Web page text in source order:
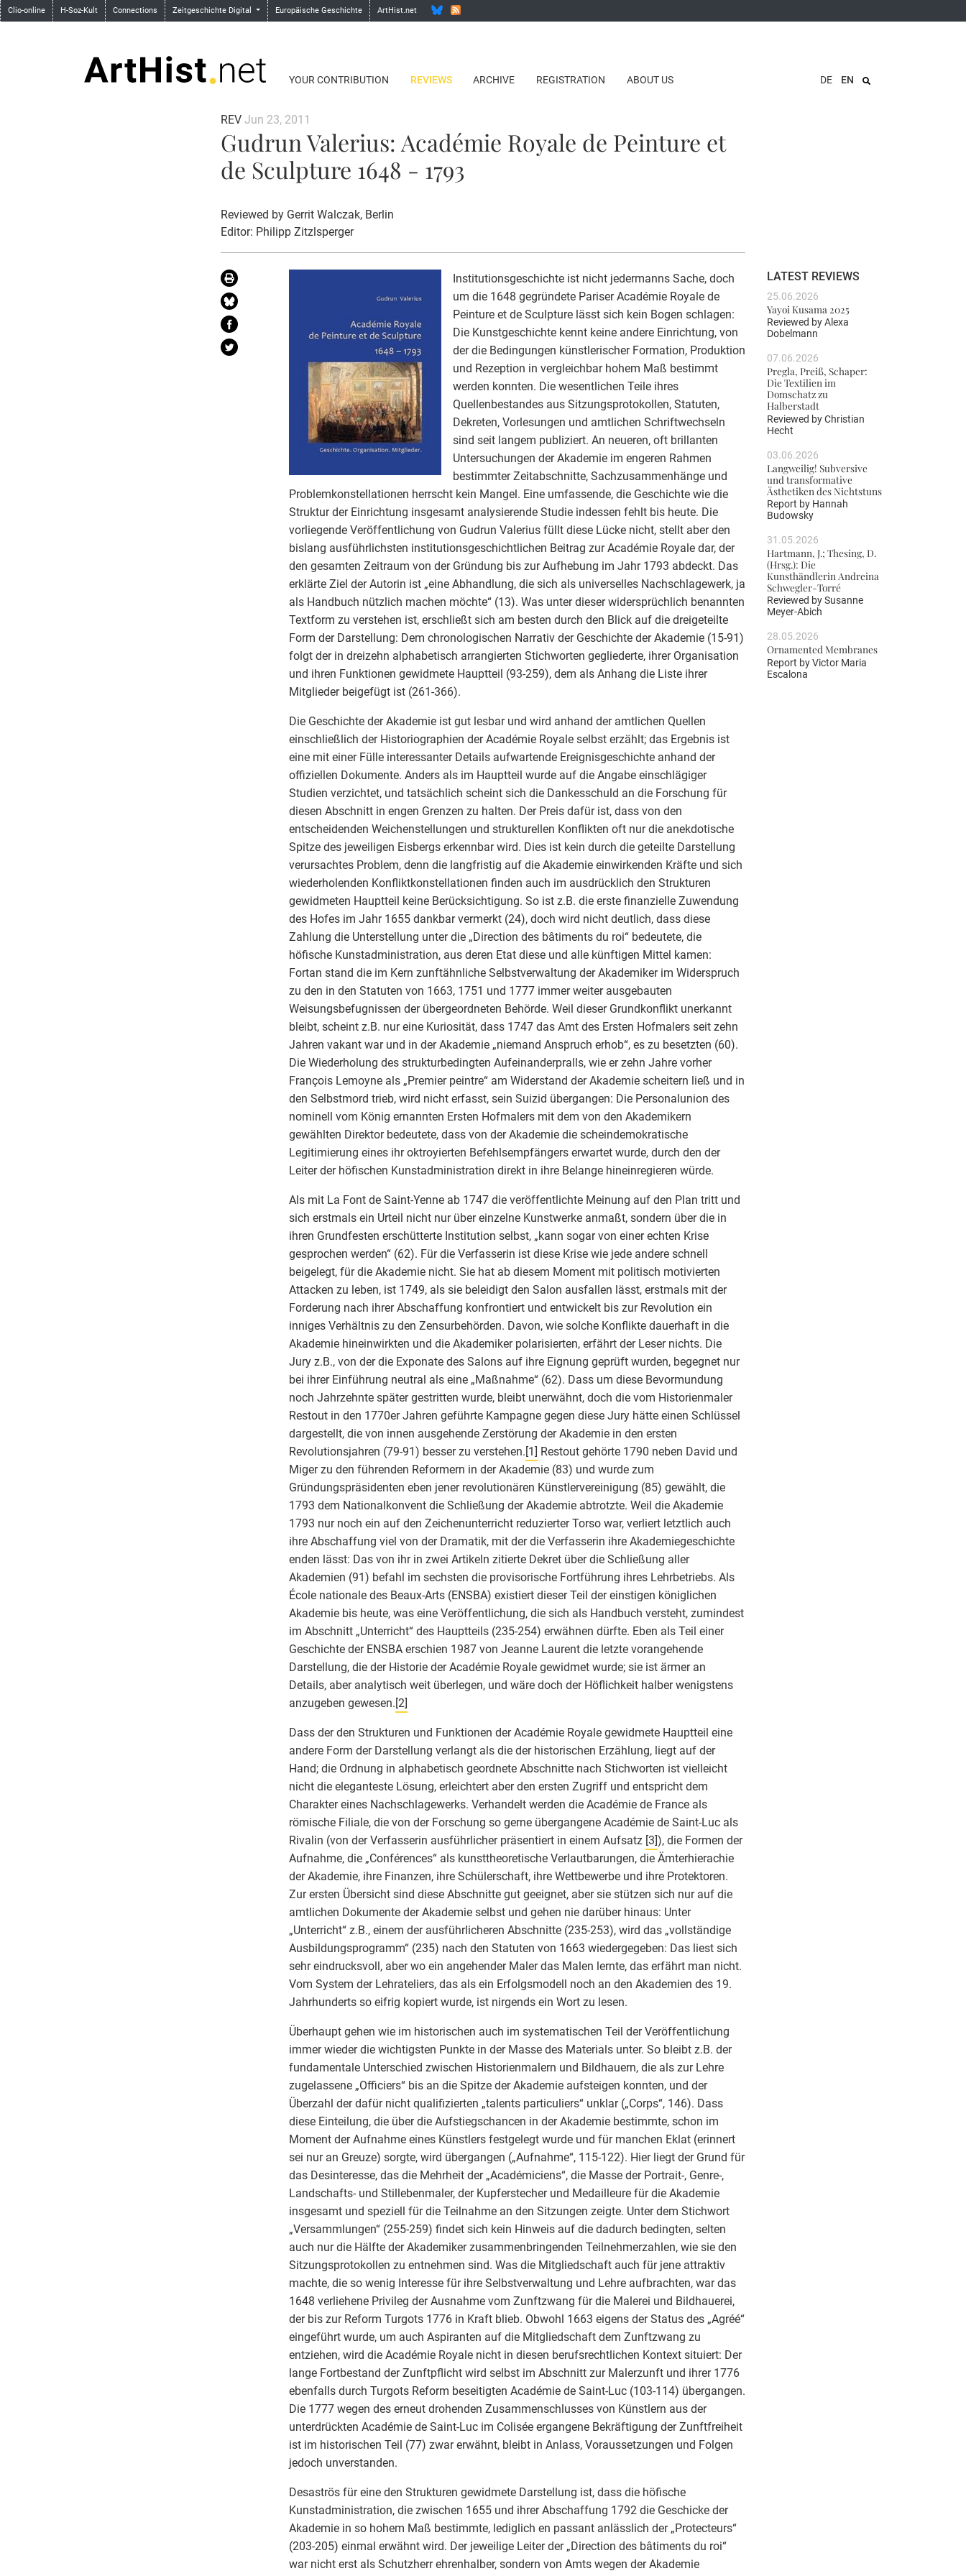
Clio-online H-Soz-Kult Connections Zeitgeschichte Digital Europäische Geschichte ArtHist.net
YOUR CONTRIBUTION REVIEWS ARCHIVE REGISTRATION ABOUT US DE EN
REV Jun 23, 2011
Gudrun Valerius: Académie Royale de Peinture et
de Sculpture 1648 - 1793
Reviewed by Gerrit Walczak, Berlin
Editor: Philipp Zitzlsperger
Institutionsgeschichte ist nicht jedermanns Sache, doch
um die 1648 gegründete Pariser Académie Royale de
Peinture et de Sculpture lässt sich kein Bogen schlagen:
Die Kunstgeschichte kennt keine andere Einrichtung, von
der die Bedingungen künstlerischer Formation, Produktion
und Rezeption in vergleichbar hohem Maß bestimmt
werden konnten. Die wesentlichen Teile ihres
Quellenbestandes aus Sitzungsprotokollen, Statuten,
Dekreten, Vorlesungen und amtlichen Schriftwechseln
sind seit langem publiziert. An neueren, oft brillanten
Untersuchungen der Akademie im engeren Rahmen
bestimmter Zeitabschnitte, Sachzusammenhänge und
Problemkonstellationen herrscht kein Mangel. Eine umfassende, die Geschichte wie die
Struktur der Einrichtung insgesamt analysierende Studie indessen fehlt bis heute. Die
vorliegende Veröffentlichung von Gudrun Valerius füllt diese Lücke nicht, stellt aber den
bislang ausführlichsten institutionsgeschichtlichen Beitrag zur Académie Royale dar, der
den gesamten Zeitraum von der Gründung bis zur Aufhebung im Jahr 1793 abdeckt. Das
erklärte Ziel der Autorin ist „eine Abhandlung, die sich als universelles Nachschlagewerk, ja
als Handbuch nützlich machen möchte“ (13). Was unter dieser widersprüchlich benannten
Textform zu verstehen ist, erschließt sich am besten durch den Blick auf die dreigeteilte
Form der Darstellung: Dem chronologischen Narrativ der Geschichte der Akademie (15-91)
folgt der in dreizehn alphabetisch arrangierten Stichworten gegliederte, ihrer Organisation
und ihren Funktionen gewidmete Hauptteil (93-259), dem als Anhang die Liste ihrer
Mitglieder beigefügt ist (261-366).
Die Geschichte der Akademie ist gut lesbar und wird anhand der amtlichen Quellen
einschließlich der Historiographien der Académie Royale selbst erzählt; das Ergebnis ist
eine mit einer Fülle interessanter Details aufwartende Ereignisgeschichte anhand der
offiziellen Dokumente. Anders als im Hauptteil wurde auf die Angabe einschlägiger
Studien verzichtet, und tatsächlich scheint sich die Dankesschuld an die Forschung für
diesen Abschnitt in engen Grenzen zu halten. Der Preis dafür ist, dass von den
entscheidenden Weichenstellungen und strukturellen Konflikten oft nur die anekdotische
Spitze des jeweiligen Eisbergs erkennbar wird. Dies ist kein durch die geteilte Darstellung
verursachtes Problem, denn die langfristig auf die Akademie einwirkenden Kräfte und sich
wiederholenden Konfliktkonstellationen finden auch im ausdrücklich den Strukturen
gewidmeten Hauptteil keine Berücksichtigung. So ist z.B. die erste finanzielle Zuwendung
des Hofes im Jahr 1655 dankbar vermerkt (24), doch wird nicht deutlich, dass diese
Zahlung die Unterstellung unter die „Direction des bâtiments du roi“ bedeutete, die
höfische Kunstadministration, aus deren Etat diese und alle künftigen Mittel kamen:
Fortan stand die im Kern zunftähnliche Selbstverwaltung der Akademiker im Widerspruch
zu den in den Statuten von 1663, 1751 und 1777 immer weiter ausgebauten
Weisungsbefugnissen der übergeordneten Behörde. Weil dieser Grundkonflikt unerkannt
bleibt, scheint z.B. nur eine Kuriosität, dass 1747 das Amt des Ersten Hofmalers seit zehn
Jahren vakant war und in der Akademie „niemand Anspruch erhob“, es zu besetzten (60).
Die Wiederholung des strukturbedingten Aufeinanderpralls, wie er zehn Jahre vorher
François Lemoyne als „Premier peintre“ am Widerstand der Akademie scheitern ließ und in
den Selbstmord trieb, wird nicht erfasst, sein Suizid übergangen: Die Personalunion des
nominell vom König ernannten Ersten Hofmalers mit dem von den Akademikern
gewählten Direktor bedeutete, dass von der Akademie die scheindemokratische
Legitimierung eines ihr oktroyierten Befehlsempfängers erwartet wurde, durch den der
Leiter der höfischen Kunstadministration direkt in ihre Belange hineinregieren würde.
Als mit La Font de Saint-Yenne ab 1747 die veröffentlichte Meinung auf den Plan tritt und
sich erstmals ein Urteil nicht nur über einzelne Kunstwerke anmaßt, sondern über die in
ihren Grundfesten erschütterte Institution selbst, „kann sogar von einer echten Krise
gesprochen werden“ (62). Für die Verfasserin ist diese Krise wie jede andere schnell
beigelegt, für die Akademie nicht. Sie hat ab diesem Moment mit politisch motivierten
Attacken zu leben, ist 1749, als sie beleidigt den Salon ausfallen lässt, erstmals mit der
Forderung nach ihrer Abschaffung konfrontiert und entwickelt bis zur Revolution ein
inniges Verhältnis zu den Zensurbehörden. Davon, wie solche Konflikte dauerhaft in die
Akademie hineinwirkten und die Akademiker polarisierten, erfährt der Leser nichts. Die
Jury z.B., von der die Exponate des Salons auf ihre Eignung geprüft wurden, begegnet nur
bei ihrer Einführung neutral als eine „Maßnahme“ (62). Dass um diese Bevormundung
noch Jahrzehnte später gestritten wurde, bleibt unerwähnt, doch die vom Historienmaler
Restout in den 1770er Jahren geführte Kampagne gegen diese Jury hätte einen Schlüssel
dargestellt, die von innen ausgehende Zerstörung der Akademie in den ersten
Revolutionsjahren (79-91) besser zu verstehen.[1] Restout gehörte 1790 neben David und
Miger zu den führenden Reformern in der Akademie (83) und wurde zum
Gründungspräsidenten eben jener revolutionären Künstlervereinigung (85) gewählt, die
1793 dem Nationalkonvent die Schließung der Akademie abtrotzte. Weil die Akademie
1793 nur noch ein auf den Zeichenunterricht reduzierter Torso war, verliert letztlich auch
ihre Abschaffung viel von der Dramatik, mit der die Verfasserin ihre Akademiegeschichte
enden lässt: Das von ihr in zwei Artikeln zitierte Dekret über die Schließung aller
Akademien (91) befahl im sechsten die provisorische Fortführung ihres Lehrbetriebs. Als
École nationale des Beaux-Arts (ENSBA) existiert dieser Teil der einstigen königlichen
Akademie bis heute, was eine Veröffentlichung, die sich als Handbuch versteht, zumindest
im Abschnitt „Unterricht“ des Hauptteils (235-254) erwähnen dürfte. Eben als Teil einer
Geschichte der ENSBA erschien 1987 von Jeanne Laurent die letzte vorangehende
Darstellung, die der Historie der Académie Royale gewidmet wurde; sie ist ärmer an
Details, aber analytisch weit überlegen, und wäre doch der Höflichkeit halber wenigstens
anzugeben gewesen.[2]
Dass der den Strukturen und Funktionen der Académie Royale gewidmete Hauptteil eine
andere Form der Darstellung verlangt als die der historischen Erzählung, liegt auf der
Hand; die Ordnung in alphabetisch geordnete Abschnitte nach Stichworten ist vielleicht
nicht die eleganteste Lösung, erleichtert aber den ersten Zugriff und entspricht dem
Charakter eines Nachschlagewerks. Verhandelt werden die Académie de France als
römische Filiale, die von der Forschung so gerne übergangene Académie de Saint-Luc als
Rivalin (von der Verfasserin ausführlicher präsentiert in einem Aufsatz [3]), die Formen der
Aufnahme, die „Conférences“ als kunsttheoretische Verlautbarungen, die Ämterhierachie
der Akademie, ihre Finanzen, ihre Schülerschaft, ihre Wettbewerbe und ihre Protektoren.
Zur ersten Übersicht sind diese Abschnitte gut geeignet, aber sie stützen sich nur auf die
amtlichen Dokumente der Akademie selbst und gehen nie darüber hinaus: Unter
„Unterricht“ z.B., einem der ausführlicheren Abschnitte (235-253), wird das „vollständige
Ausbildungsprogramm“ (235) nach den Statuten von 1663 wiedergegeben: Das liest sich
sehr eindrucksvoll, aber wo ein angehender Maler das Malen lernte, das erfährt man nicht.
Vom System der Lehrateliers, das als ein Erfolgsmodell noch an den Akademien des 19.
Jahrhunderts so eifrig kopiert wurde, ist nirgends ein Wort zu lesen.
Überhaupt gehen wie im historischen auch im systematischen Teil der Veröffentlichung
immer wieder die wichtigsten Punkte in der Masse des Materials unter. So bleibt z.B. der
fundamentale Unterschied zwischen Historienmalern und Bildhauern, die als zur Lehre
zugelassene „Officiers“ bis an die Spitze der Akademie aufsteigen konnten, und der
Überzahl der dafür nicht qualifizierten „talents particuliers“ unklar („Corps“, 146). Dass
diese Einteilung, die über die Aufstiegschancen in der Akademie bestimmte, schon im
Moment der Aufnahme eines Künstlers festgelegt wurde und für manchen Eklat (erinnert
sei nur an Greuze) sorgte, wird übergangen („Aufnahme“, 115-122). Hier liegt der Grund für
das Desinteresse, das die Mehrheit der „Académiciens“, die Masse der Portrait-, Genre-,
Landschafts- und Stillebenmaler, der Kupferstecher und Medailleure für die Akademie
insgesamt und speziell für die Teilnahme an den Sitzungen zeigte. Unter dem Stichwort
„Versammlungen“ (255-259) findet sich kein Hinweis auf die dadurch bedingten, selten
auch nur die Hälfte der Akademiker zusammenbringenden Teilnehmerzahlen, wie sie den
Sitzungsprotokollen zu entnehmen sind. Was die Mitgliedschaft auch für jene attraktiv
machte, die so wenig Interesse für ihre Selbstverwaltung und Lehre aufbrachten, war das
1648 verliehene Privileg der Ausnahme vom Zunftzwang für die Malerei und Bildhauerei,
der bis zur Reform Turgots 1776 in Kraft blieb. Obwohl 1663 eigens der Status des „Agréé“
eingeführt wurde, um auch Aspiranten auf die Mitgliedschaft dem Zunftzwang zu
entziehen, wird die Académie Royale nicht in diesen berufsrechtlichen Kontext situiert: Der
lange Fortbestand der Zunftpflicht wird selbst im Abschnitt zur Malerzunft und ihrer 1776
ebenfalls durch Turgots Reform beseitigten Académie de Saint-Luc (103-114) übergangen.
Die 1777 wegen des erneut drohenden Zusammenschlusses von Künstlern aus der
unterdrückten Académie de Saint-Luc im Colisée ergangene Bekräftigung der Zunftfreiheit
ist im historischen Teil (77) zwar erwähnt, bleibt in Anlass, Voraussetzungen und Folgen
jedoch unverstanden.
Desaströs für eine den Strukturen gewidmete Darstellung ist, dass die höfische
Kunstadministration, die zwischen 1655 und ihrer Abschaffung 1792 die Geschicke der
Akademie in so hohem Maß bestimmte, lediglich en passant anlässlich der „Protecteurs“
(203-205) einmal erwähnt wird. Der jeweilige Leiter der „Direction des bâtiments du roi“
war nicht erst als Schutzherr ehrenhalber, sondern von Amts wegen der Akademie
LATEST REVIEWS
25.06.2026
Yayoi Kusama 2025
Reviewed byAlexa
Dobelmann
07.06.2026
Pregla, Preiß, Schaper:
Die Textilien im
Domschatz zu
Halberstadt
Reviewed byChristian
Hecht
03.06.2026
Langweilig! Subversive
und transformative
Ästhetiken des Nichtstuns
Report by Hannah
Budowsky
31.05.2026
Hartmann, J.; Thesing, D.
(Hrsg.): Die
Kunsthändlerin Andreina
Schwegler-Torré
Reviewed bySusanne
Meyer-Abich
28.05.2026
Ornamented Membranes
Report byVictor Maria
Escalona